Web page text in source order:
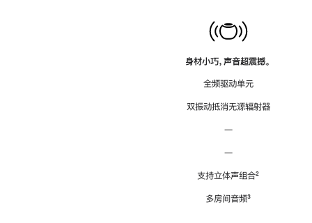
身材小巧，声音超震撼。
全频驱动单元
双振动抵消无源辐射器
—
—
支持立体声组合脚
²
多房间音频脚
³